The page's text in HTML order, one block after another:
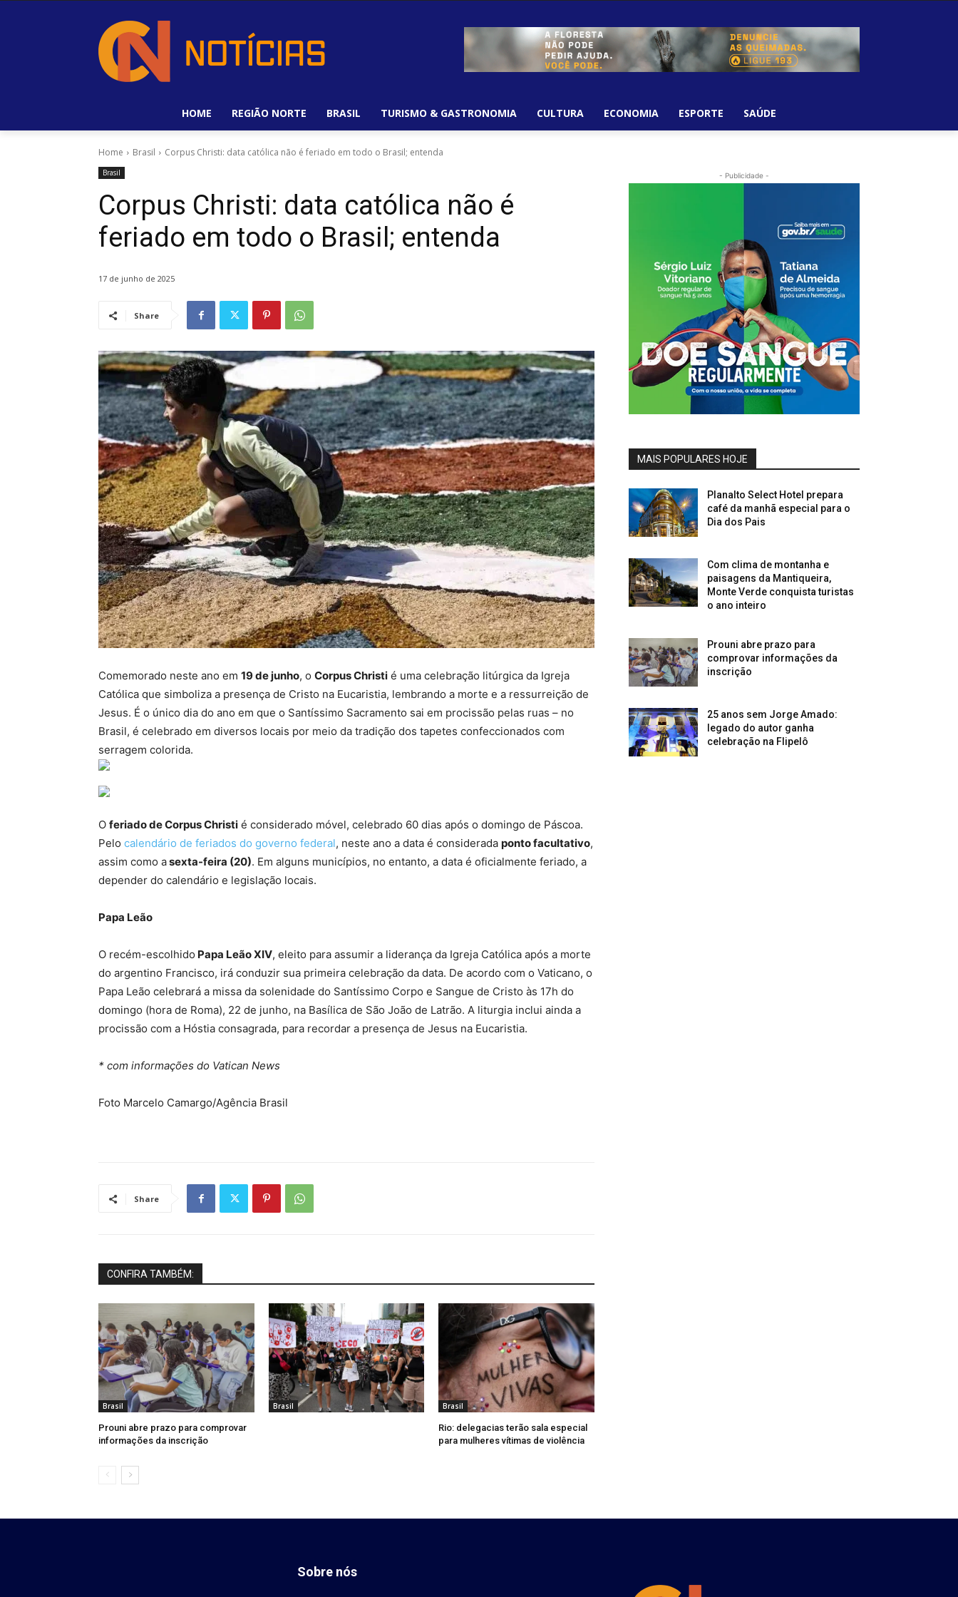
HOME REGIÃO NORTE BRASIL TURISMO & GASTRONOMIA CULTURA ECONOMIA ESPORTE SAÚDE
Home Brasil Corpus Christi: data católica não é feriado em todo o Brasil; entenda
Brasil
Corpus Christi: data católica não é
feriado em todo o Brasil; entenda
17 de junho de 2025
Share
Comemorado neste ano em 19 de junho, o Corpus Christi é uma celebração litúrgica da Igreja
Católica que simboliza a presença de Cristo na Eucaristia, lembrando a morte e a ressurreição de
Jesus. É o único dia do ano em que o Santíssimo Sacramento sai em procissão pelas ruas – no
Brasil, é celebrado em diversos locais por meio da tradição dos tapetes confeccionados com
serragem colorida.
O feriado de Corpus Christi é considerado móvel, celebrado 60 dias após o domingo de Páscoa.
Pelo calendário de feriados do governo federal, neste ano a data é considerada ponto facultativo,
assim como asexta-feira (20). Em alguns municípios, no entanto, a data é oficialmente feriado, a
depender do calendário e legislação locais.
Papa Leão
O recém-escolhido Papa Leão XIV, eleito para assumir a liderança da Igreja Católica após a morte
do argentino Francisco, irá conduzir sua primeira celebração da data. De acordo com o Vaticano, o
Papa Leão celebrará a missa da solenidade do Santíssimo Corpo e Sangue de Cristo às 17h do
domingo (hora de Roma), 22 de junho, na Basílica de São João de Latrão. A liturgia inclui ainda a
procissão com a Hóstia consagrada, para recordar a presença de Jesus na Eucaristia.
* com informações do Vatican News
Foto Marcelo Camargo/Agência Brasil
Share
CONFIRA TAMBÉM:
Brasil
Prouni abre prazo para comprovar
informações da inscrição
Brasil Brasil
Rio: delegacias terão sala especial
para mulheres vítimas de violência
- Publicidade -
MAIS POPULARES HOJE
Planalto Select Hotel prepara
café da manhã especial para o
Dia dos Pais
Com clima de montanha e
paisagens da Mantiqueira,
Monte Verde conquista turistas
o ano inteiro
Prouni abre prazo para
comprovar informações da
inscrição
25 anos sem Jorge Amado:
legado do autor ganha
celebração na Flipelô
Sobre nós